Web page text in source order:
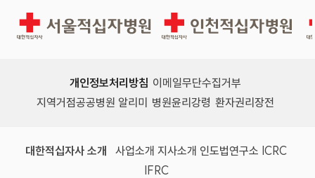
서울적십자병원 인천적십자병원
개인정보처리방침 이메일무단수집거부
지역거점공공병원 알리미
병원윤리강령 환자권리장전
대한적십자사 소개 사업소개 지사소개 인도법연구소 ICRC
IFRC